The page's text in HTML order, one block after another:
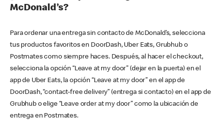
McDonald’s?
Para ordenar una entrega sin contacto de McDonald’s, selecciona
tus productos favoritos en DoorDash, Uber Eats, Grubhub o
Postmates como siempre haces. Después, al hacer el checkout,
selecciona la opción “Leave at my door” (dejar en la puerta) en el
app de Uber Eats, la opción “Leave at my door” en el app de
DoorDash, “contact-free delivery” (entrega si contacto) en el app de
Grubhub o elige “Leave order at my door” como la ubicación de
entrega en Postmates.